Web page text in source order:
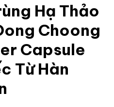
Hạ Thảo
Choong
Capsule
Từ Hàn